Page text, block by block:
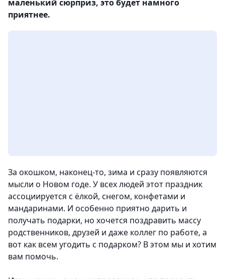
маленький сюрприз, это будет намного
приятнее.
За окошком, наконец-то, зима и сразу появляются
мысли о Новом годе. У всех людей этот праздник
ассоциируется с ёлкой, снегом, конфетами и
мандаринами. И особенно приятно дарить и
получать подарки, но хочется поздравить массу
родственников, друзей и даже коллег по работе, а
вот как всем угодить с подарком? В этом мы и хотим
вам помочь.